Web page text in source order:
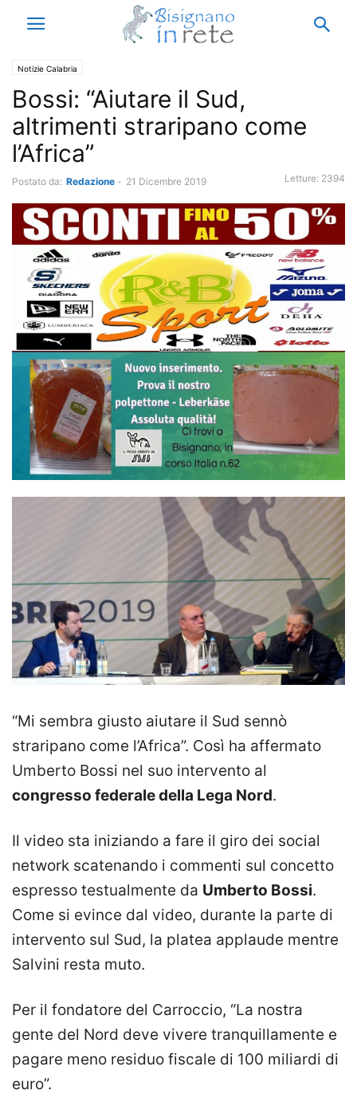
Notizie Calabria
Bossi: “Aiutare il Sud,
altrimenti straripano come
l’Africa”
Postato da: Redazione - 21 Dicembre 2019 Letture: 2394
“Mi sembra giusto aiutare il Sud sennò
straripano come l’Africa”. Così ha affermato
Umberto Bossi nel suo intervento al
congresso federale della Lega Nord.
Il video sta iniziando a fare il giro dei social
network scatenando i commenti sul concetto
espresso testualmente da Umberto Bossi.
Come si evince dal video, durante la parte di
intervento sul Sud, la platea applaude mentre
Salvini resta muto.
Per il fondatore del Carroccio, “La nostra
gente del Nord deve vivere tranquillamente e
pagare meno residuo fiscale di 100 miliardi di
euro”.